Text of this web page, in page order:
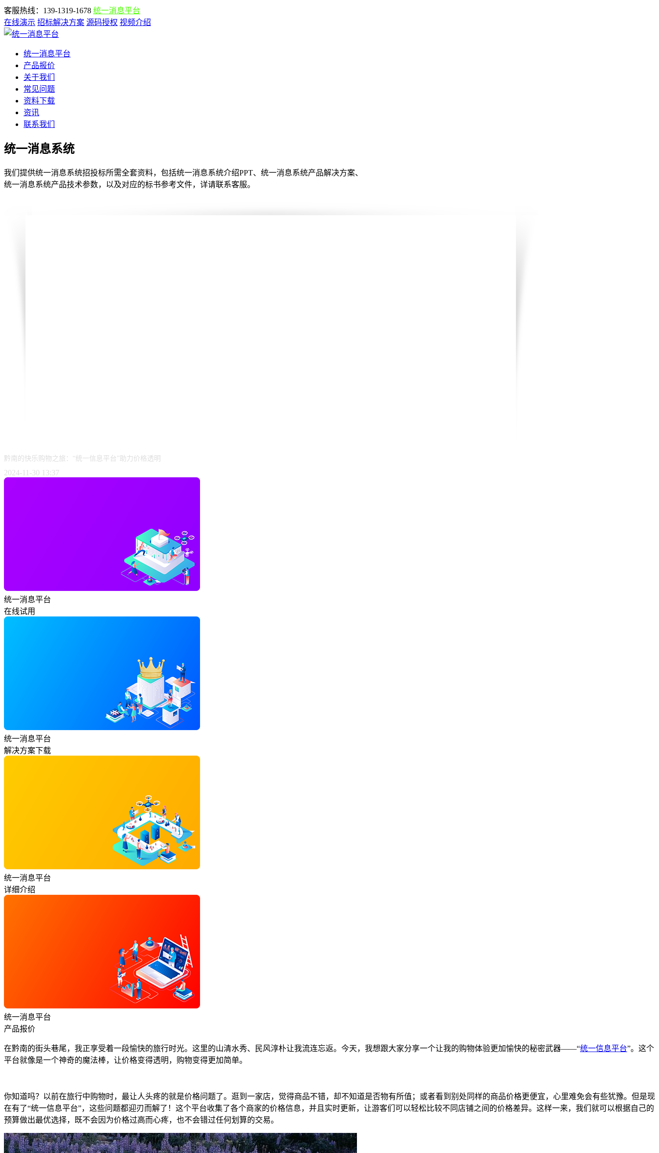
客服热线：139-1319-1678 统一消息平台
在线演示 招标解决方案 源码授权 视频介绍
统一消息平台
产品报价
关于我们
常见问题
资料下载
资讯
联系我们
统一消息系统
我们提供统一消息系统招投标所需全套资料，包括统一消息系统介绍PPT、统一消息系统产品解决方案、
统一消息系统产品技术参数，以及对应的标书参考文件，详请联系客服。
黔南的快乐购物之旅：“统一信息平台”助力价格透明
2024-11-30 13:37
统一消息平台
在线试用
统一消息平台
解决方案下载
统一消息平台
详细介绍
统一消息平台
产品报价
在黔南的街头巷尾，我正享受着一段愉快的旅行时光。这里的山清水秀、民风淳朴让我流连忘返。今天，我想跟大家分享一个让我的购物体验更加愉快的秘密武器——“统一信息平台”。这个
平台就像是一个神奇的魔法棒，让价格变得透明，购物变得更加简单。
你知道吗？以前在旅行中购物时，最让人头疼的就是价格问题了。逛到一家店，觉得商品不错，却不知道是否物有所值；或者看到别处同样的商品价格更便宜，心里难免会有些犹豫。但是现
在有了“统一信息平台”，这些问题都迎刃而解了！这个平台收集了各个商家的价格信息，并且实时更新，让游客们可以轻松比较不同店铺之间的价格差异。这样一来，我们就可以根据自己的
预算做出最优选择，既不会因为价格过高而心疼，也不会错过任何划算的交易。